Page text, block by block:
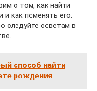
о том, как найти
как поменять его.
следуйте советам в
способ найти
рождения